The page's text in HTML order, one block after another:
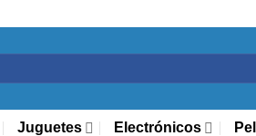
Juguetes Electrónicos